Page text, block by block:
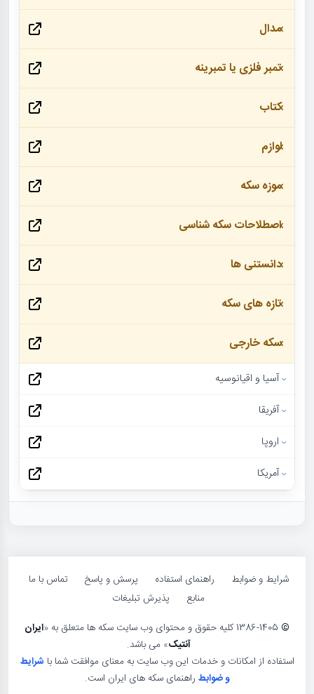
مدال
تمبر فلزی یا تمبرینه
کتاب
لوازم
موزه سکه
اصطلاحات سکه شناسی
دانستنی ها
تازه های سکه
سکه خارجی
آسیا و اقیانوسیه
آفریقا
اروپا
آمریکا
شرایط و ضوابط راهنمای استفاده پرسش و پاسخ
تماس با ما
منابع
پذیرش تبلیغات
©
ایران
آنتیک» می باشد.
استفاده از امکانات و خدمات این وب سایت به معنای موافقت شما با شرایط
و ضوابط راهنمای سکه های ایران است.